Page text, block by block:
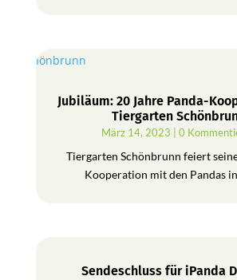
Jubiläum: 20 Jahre Panda-
Tiergarten
März 14, 2023 | 0
Tiergarten Schönbrunn feiert
Kooperation mit den Pandas
Sendeschluss für iPanda